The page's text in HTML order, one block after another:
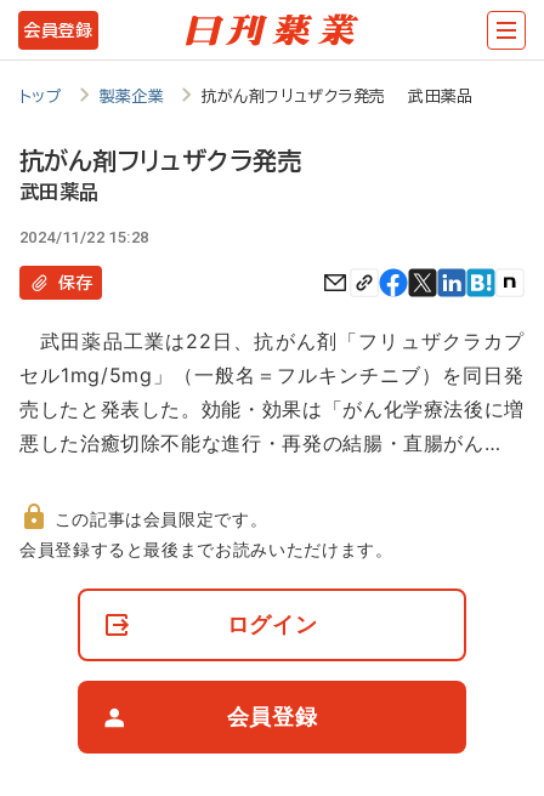
メ
イ
ツ
移
動
会員登録
トップ 製薬企業 抗がん剤フリュザクラ発売 武田薬品
抗がん剤フリュザクラ発売
武田薬品
2024/11/22 15:28
保存
武田薬品工業は22日、抗がん剤「フリュザクラカプ
セル1mg/5mg」（一般名＝フルキンチニブ）を同日発
売したと発表した。効能・効果は「がん化学療法後に増
悪した治癒切除不能な進行・再発の結腸・直腸がん…
非
この記事は会員限定です。
会員登録すると最後までお読みいただけます。
ログイン
会員登録